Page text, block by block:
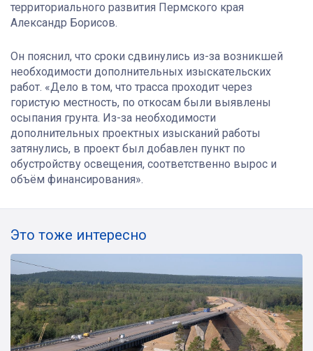
территориального развития Пермского края
Александр Борисов.
Он пояснил, что сроки сдвинулись из-за возникшей
необходимости дополнительных изыскательских
работ. «Дело в том, что трасса проходит через
гористую местность, по откосам были выявлены
осыпания грунта. Из-за необходимости
дополнительных проектных изысканий работы
затянулись, в проект был добавлен пункт по
обустройству освещения, соответственно вырос и
объём финансирования».
Это тоже интересно